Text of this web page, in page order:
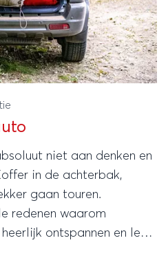
niet aan denken en
in de achterbak,
gaan touren.
redenen waarom
ontspannen en leuk